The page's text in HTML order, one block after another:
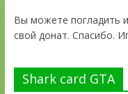
Вы можете погладить
свой донат. Спасибо.
Shark card GTA